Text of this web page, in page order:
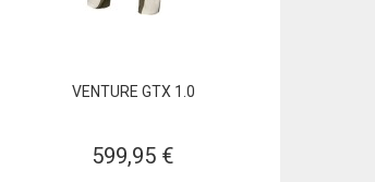
VENTURE GTX 1.0
599,95 €